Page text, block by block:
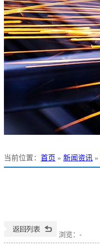
当前位置： 首页 » 新闻资讯 »
浏览： -